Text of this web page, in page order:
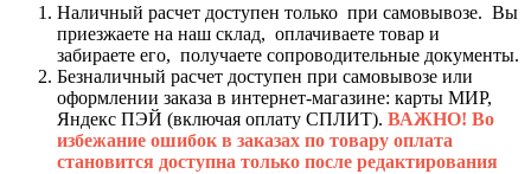
Наличный расчет доступен только при самовывозе. Вы
приезжаете на наш склад, оплачиваете товар и
забираете его, получаете сопроводительные документы.
Безналичный расчет доступен при самовывозе или
оформлении заказа в интернет-магазине: карты МИР,
Яндекс ПЭЙ (включая оплату СПЛИТ). ВАЖНО! Во
избежание ошибок в заказах по товару оплата
становится доступна только после редактирования